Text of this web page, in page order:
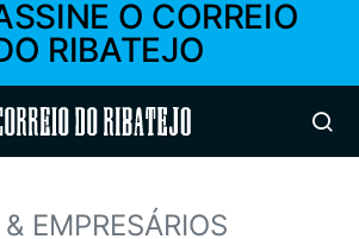
O CORREIO
RIBATEJO
Correio do Ribatejo
EMPRESÁRIOS